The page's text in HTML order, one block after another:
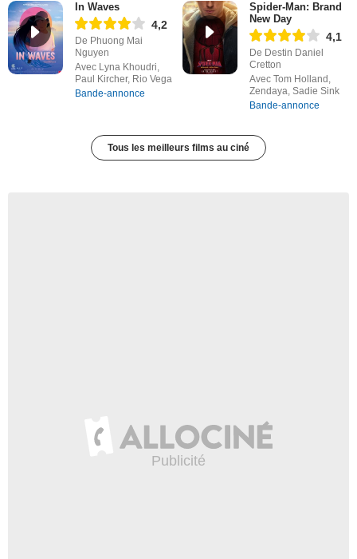
In Waves
4,2
De Phuong Mai
Nguyen
Avec Lyna Khoudri,
Paul Kircher, Rio Vega
Bande-annonce
Spider-Man: Brand
New Day
4,1
De Destin Daniel
Cretton
Avec Tom Holland,
Zendaya, Sadie Sink
Bande-annonce
Tous les meilleurs films au ciné